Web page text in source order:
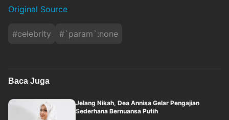
Original Source
#celebrity #`param`:none
Baca Juga
Jelang Nikah, Dea Annisa Gelar Pengajian
Sederhana Bernuansa Putih